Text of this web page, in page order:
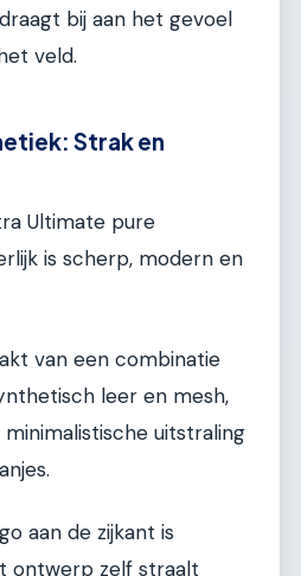
bij aan het gevoel
veld.
Strak en
Ultimate pure
is scherp, modern en
van een combinatie
leer en mesh,
uitstraling
aan de zijkant is
ontwerp zelf straalt